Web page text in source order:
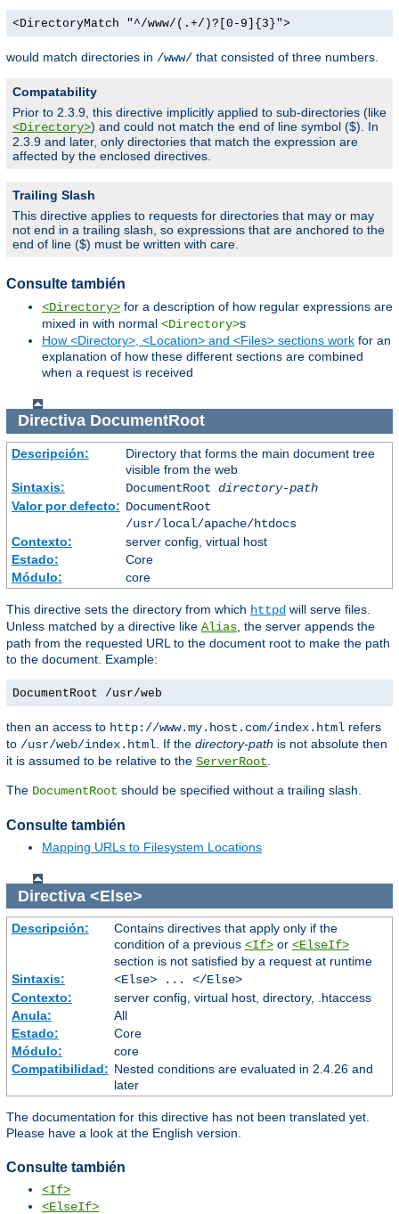
<DirectoryMatch "^/www/(.+/)?[0-9]{3}">
would match directories in /www/ that consisted of three numbers.
Compatability
Prior to 2.3.9, this directive implicitly applied to sub-directories (like
<Directory>) and could not match the end of line symbol ($). In
2.3.9 and later, only directories that match the expression are
affected by the enclosed directives.
Trailing Slash
This directive applies to requests for directories that may or may
not end in a trailing slash, so expressions that are anchored to the
end of line ($) must be written with care.
Consulte también
<Directory> for a description of how regular expressions are
mixed in with normal <Directory>s
How <Directory>, <Location> and <Files> sections work for an
explanation of how these different sections are combined
when a request is received
Directiva DocumentRoot
Descripción:
Directory that forms the main document tree
visible from the web
Sintaxis:
DocumentRoot directory-path
Valor por defecto: DocumentRoot
/usr/local/apache/htdocs
Contexto:
server config, virtual host
Estado:
Core
Módulo:
core
This directive sets the directory from which httpd will serve files.
Unless matched by a directive like Alias , the server appends the
path from the requested URL to the document root to make the path
to the document. Example:
DocumentRoot /usr/web
then an access to http://www.my.host.com/index.html refers
to /usr/web/index.html . If the directory-path is not absolute then
it is assumed to be relative to the ServerRoot
The DocumentRoot should be specified without a trailing slash.
Consulte también
Mapping URLs to Filesystem Locations
Directiva <Else>
Descripción:
Contains directives that apply only if the
condition of a previous <If>or <ElseIf>
section is not satisfied by a request at runtime
Sintaxis:
<Else> ... </Else>
Contexto:
server config, virtual host, directory, .htaccess
Anula:
All
Estado:
Core
Módulo:
core
Compatibilidad: Nested conditions are evaluated in 2.4.26 and
later
The documentation for this directive has not been translated yet.
Please have a look at the English version.
Consulte también
<If>
<ElseIf>